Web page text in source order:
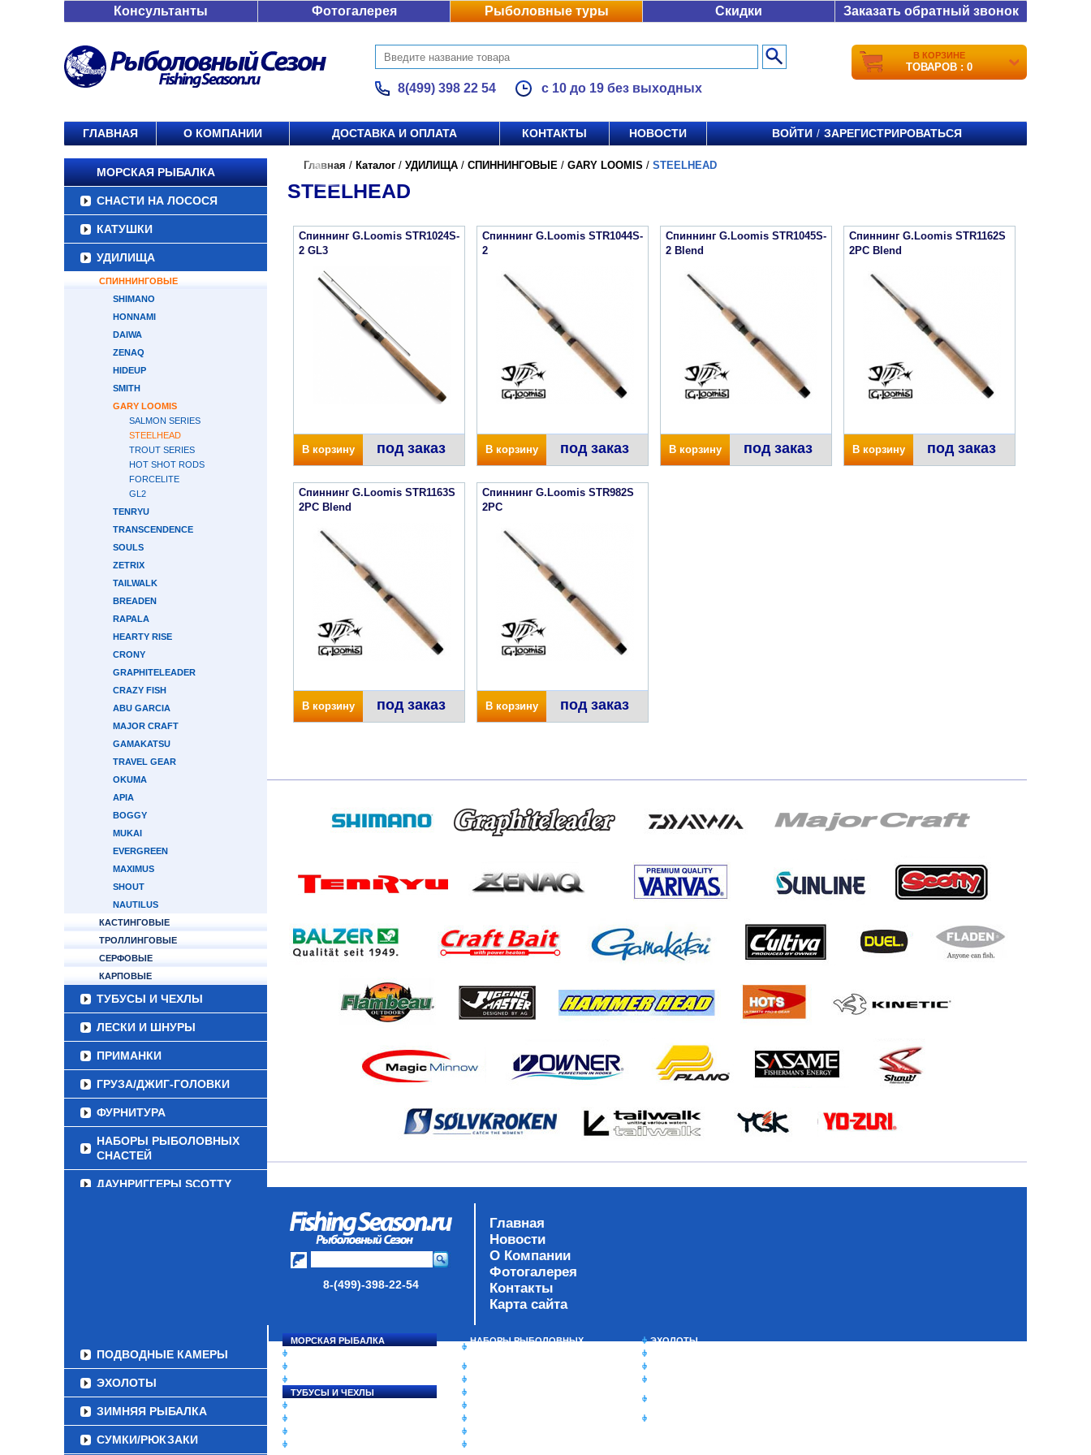
Консультанты Фотогалерея Рыболовные туры Скидки Заказать обратный звонок
8(499) 398 22 54 с 10 до 19 без выходных
В КОРЗИНЕ
ТОВАРОВ : 0
ГЛАВНАЯ О КОМПАНИИ ДОСТАВКА И ОПЛАТА КОНТАКТЫ НОВОСТИ ВОЙТИ / ЗАРЕГИСТРИРОВАТЬСЯ
МОРСКАЯ РЫБАЛКА
СНАСТИ НА ЛОСОСЯ
КАТУШКИ
УДИЛИЩА
СПИННИНГОВЫЕ
SHIMANO
HONNAMI
DAIWA
ZENAQ
HIDEUP
SMITH
GARY LOOMIS
SALMON SERIES
STEELHEAD
TROUT SERIES
HOT SHOT RODS
FORCELITE
GL2
TENRYU
TRANSCENDENCE
SOULS
ZETRIX
TAILWALK
BREADEN
RAPALA
HEARTY RISE
CRONY
GRAPHITELEADER
CRAZY FISH
ABU GARCIA
MAJOR CRAFT
GAMAKATSU
TRAVEL GEAR
OKUMA
APIA
BOGGY
MUKAI
EVERGREEN
MAXIMUS
SHOUT
NAUTILUS
КАСТИНГОВЫЕ
ТРОЛЛИНГОВЫЕ
СЕРФОВЫЕ
КАРПОВЫЕ
ТУБУСЫ И ЧЕХЛЫ
ЛЕСКИ И ШНУРЫ
ПРИМАНКИ
ГРУЗА/ДЖИГ-ГОЛОВКИ
ФУРНИТУРА
НАБОРЫ РЫБОЛОВНЫХ
СНАСТЕЙ
ДАУНРИГГЕРЫ SCOTTY
ПОДВОДНЫЕ КАМЕРЫ
ЭХОЛОТЫ
ЗИМНЯЯ РЫБАЛКА
СУМКИ/РЮКЗАКИ
Главная / Каталог / УДИЛИЩА / СПИННИНГОВЫЕ / GARY LOOMIS / STEELHEAD
STEELHEAD
Спиннинг G.Loomis STR1024S-
2 GL3
В корзину под заказ
Спиннинг G.Loomis STR1044S-
2
В корзину под заказ
Спиннинг G.Loomis STR1045S-
2 Blend
В корзину под заказ
Спиннинг G.Loomis STR1162S
2PC Blend
В корзину под заказ
Спиннинг G.Loomis STR1163S
2PC Blend
В корзину под заказ
Спиннинг G.Loomis STR982S
2PC
В корзину под заказ
8-(499)-398-22-54
Главная
Новости
О Компании
Фотогалерея
Контакты
Карта сайта
МОРСКАЯ РЫБАЛКА
ТУБУСЫ И ЧЕХЛЫ
НАБОРЫ РЫБОЛОВНЫХ
ЭХОЛОТЫ